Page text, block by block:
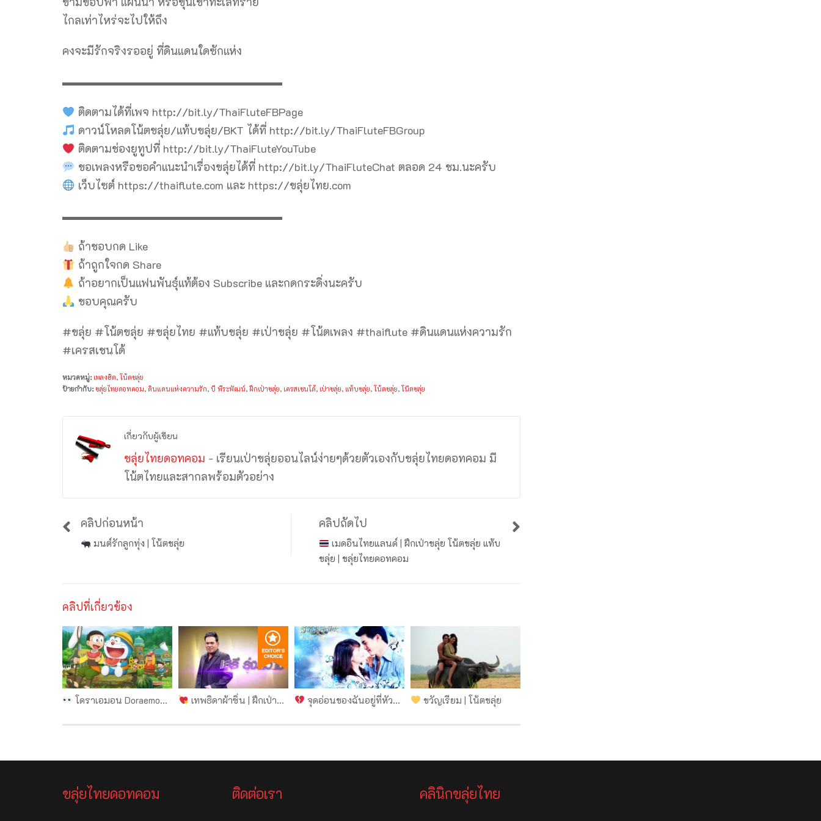
ไกลเท่าไหร่จะไปให้ถึง
คงจะมีรักจริงรออยู่ ที่ดินแดนใดซักแห่ง
▬▬▬▬▬▬▬▬▬▬▬▬▬▬▬▬▬▬▬▬
ติดตามได้ที่เพจ http://bit.ly/ThaiFluteFBPage
ดาวน์โหลดโน้ตขลุ่ย/แท้บขลุ่ย/BKT ได้ที่ http://bit.ly/ThaiFluteFBGroup
ติดตามช่องยูทูปที่ http://bit.ly/ThaiFluteYouTube
ขอเพลงหรือขอคำแนะนำเรื่องขลุ่ยได้ที่ http://bit.ly/ThaiFluteChat ตลอด 24 ชม.นะครับ
เว็บไซต์ https://thaiflute.com และ https://ขลุ่ยไทย.com
▬▬▬▬▬▬▬▬▬▬▬▬▬▬▬▬▬▬▬▬
ถ้าชอบกด Like
ถ้าถูกใจกด Share
ถ้าอยากเป็นแฟนพันธุ์แท้ต้อง Subscribe และกดกระดิ่งนะครับ
ขอบคุณครับ
#ขลุ่ย #โน้ตขลุ่ย #ขลุ่ยไทย #แท้บขลุ่ย #เป่าขลุ่ย #โน้ตเพลง #thaiflute #ดินแดนแห่งความรัก
#เครสเชนโด้
หมวดหมู่: เพลงฮิต, โน้ตขลุ่ย
ป้ายกำกับ:ขลุ่ยไทยดอทคอม, ดินแดนแห่งความรัก, บี พีระพัฒน์, ฝึกเป่าขลุ่ย, เครสเชนโด้, เป่าขลุ่ย, แท้บขลุ่ย, โน้ตขลุ่ย, โน๊ตขลุ่ย
เกี่ยวกับผู้เขียน
ขลุ่ยไทยดอทคอม - เรียนเป่าขลุ่ยออนไลน์ง่ายๆด้วยตัวเองกับขลุ่ยไทยดอทคอม มี
โน้ตไทยและสากลพร้อมตัวอย่าง
คลิปก่อนหน้า
มนต์รักลูกทุ่ง | โน้ตขลุ่ย
คลิปถัดไป
เมดอินไทยแลนด์ | ฝึกเป่าขลุ่ย โน้ตขลุ่ย แท้บ
ขลุ่ย | ขลุ่ยไทยดอทคอม
คลิปที่เกี่ยวข้อง
โดราเอมอน Doraemon no Uta | โน้ตขลุ่ย เทพธิดาผ้าซิ่น | ฝึกเป่าขลุ่ย โน้ตขลุ่ย แท้บขลุ่ย | ขลุ่ยไทยดอทคอม จุดอ่อนของฉันอยู่ที่หัวใจ (Ost. สวรรค์เบี่ยง) | ฝึกเป่าขลุ่ย โน้ตขลุ่ย แท้บขลุ่ย | ขลุ่ยไทยดอทคอม ขวัญเรียม | โน้ตขลุ่ย
ขลุ่ยไทยดอทคอม ติดต่อเรา คลินิกขลุ่ยไทย